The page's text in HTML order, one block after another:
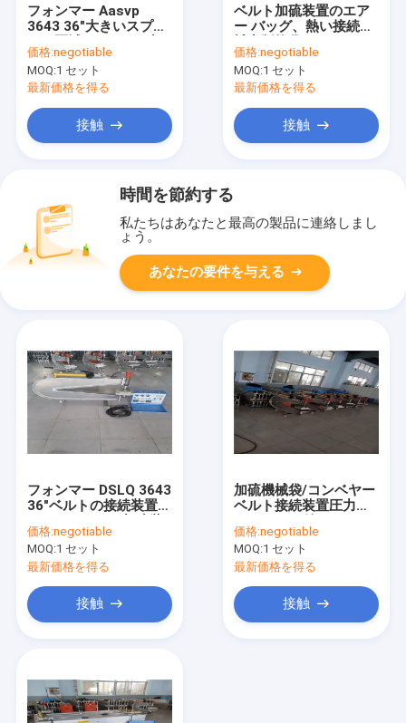
フォンマー Aasvp
3643 36"大きいスプラ
硫装置圧力袋
価格:negotiable
MOQ:1 セット
最新価格を得る
接触
ベルト加硫装置のエア
ー バッグ、熱い接続機
価格:negotiable
MOQ:1 セット
最新価格を得る
接触
時間を節約する
私たちはあなたと最高の製品に連絡しまし
ょう。
あなたの要件を与える
フォンマー DSLQ 3643
36"ベルトの接続装置の
置圧力袋
価格:negotiable
MOQ:1 セット
最新価格を得る
接触
加硫機械袋/コンベヤー
ベルト接続装置圧力袋
い
価格:negotiable
MOQ:1 セット
最新価格を得る
接触